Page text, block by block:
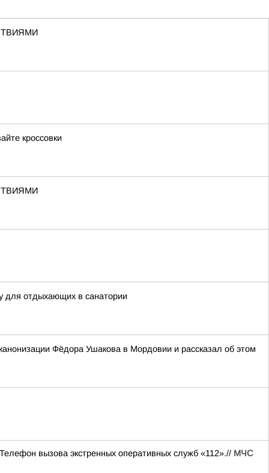
кроссовки
для отдыхающих в санатории
Фёдора Ушакова в Мордовии и рассказал об этом
вызова экстренных оперативных служб «112».// МЧС